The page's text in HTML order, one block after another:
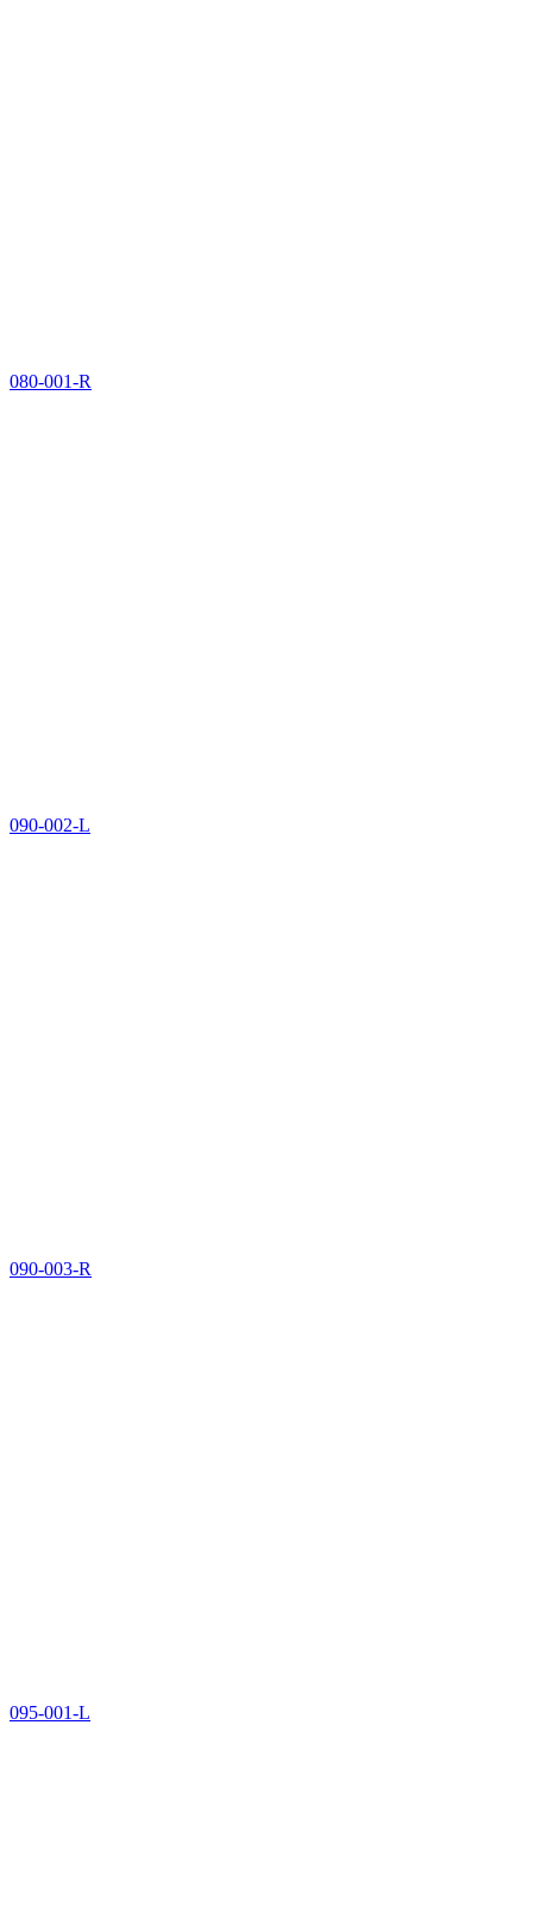
080-001-R
090-002-L
090-003-R
095-001-L